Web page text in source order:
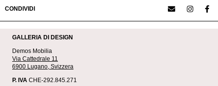
CONDIVIDI
GALLERIA DI DESIGN
Demos Mobilia
Via Cattedrale 11
6900 Lugano, Svizzera
P. IVA CHE-292.845.271